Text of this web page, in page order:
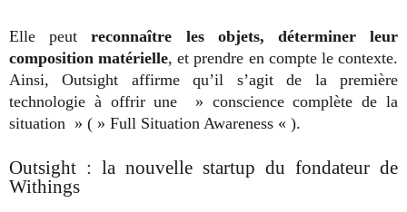
Elle peutreconnaître les objets, déterminer leur
composition matérielle, et prendre en compte le contexte.
Ainsi, Outsight affirme qu’il s’agit de la première
technologie à offrir une » conscience complète de la
situation » ( » Full Situation Awareness « ).
Outsight : la nouvelle startup du fondateur de
Withings